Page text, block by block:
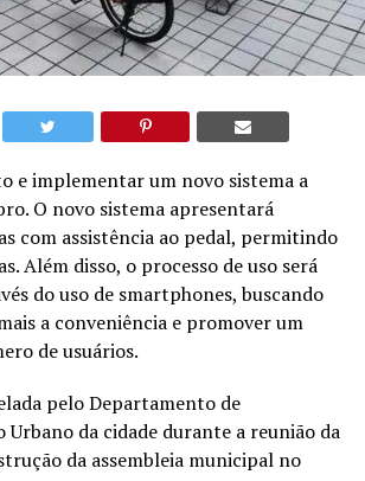
e implementar um novo sistema a
O novo sistema apresentará
com assistência ao pedal, permitindo
Além disso, o processo de uso será
do uso de smartphones, buscando
a conveniência e promover um
de usuários.
pelo Departamento de
Urbano da cidade durante a reunião da
da assembleia municipal no